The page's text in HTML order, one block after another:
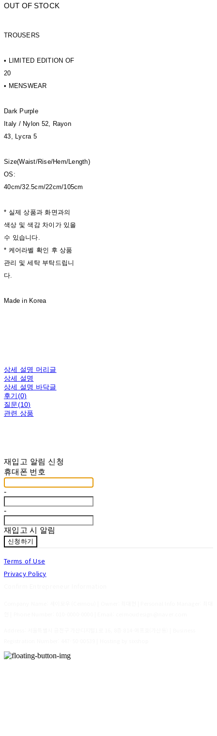
OUT OF STOCK
TROUSERS
• LIMITED EDITION OF
20
• MENSWEAR
Dark Purple
Italy / Nylon 52, Rayon
43, Lycra 5
Size(Waist/Rise/Hem/Length)
OS:
40cm/32.5cm/22cm/105cm
* 실제 상품과 화면과의
색상 및 색감 차이가 있을
수 있습니다.
* 케어라벨 확인 후 상품
관리 및 세탁 부탁드립니
다.
Made in Korea
상세 설명 머리글
상세 설명
상세 설명 바닥글
후기(0)
질문(10)
관련 상품
재입고 알림 신청
휴대폰 번호
-
-
재입고 시 알림
신청하기
Terms of Use
Privacy Policy